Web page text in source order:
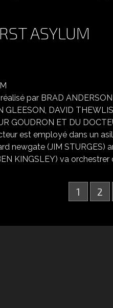
ASYLUM
par BRAD
GLEESON, DAVID
GOUDRON ET DU
est employé dans un
newgate (JIM
KINGSLEY) va
1 2